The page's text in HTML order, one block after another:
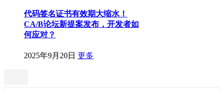
代码签名证书有效期大缩水！
CA/B论坛新提案发布，开发者如
何应对？
2025年9月20日 更多